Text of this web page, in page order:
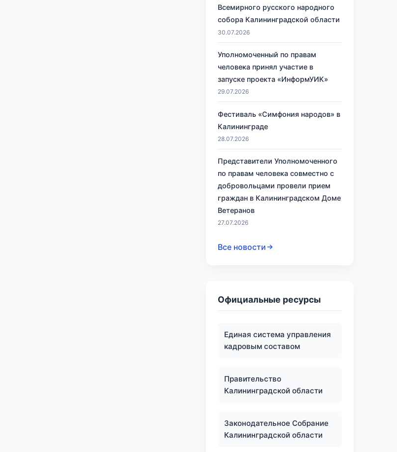
Всемирного русского народного
собора Калининградской области
30.07.2026
Уполномоченный по правам
человека принял участие в
запуске проекта «ИнформУИК»
29.07.2026
Фестиваль «Симфония народов» в
Калининграде
28.07.2026
Представители Уполномоченного
по правам человека совместно с
добровольцами провели прием
граждан в Калининградском Доме
Ветеранов
27.07.2026
Все новости
Официальные ресурсы
Единая система управления
кадровым составом
Правительство
Калининградской области
Законодательное Собрание
Калининградской области